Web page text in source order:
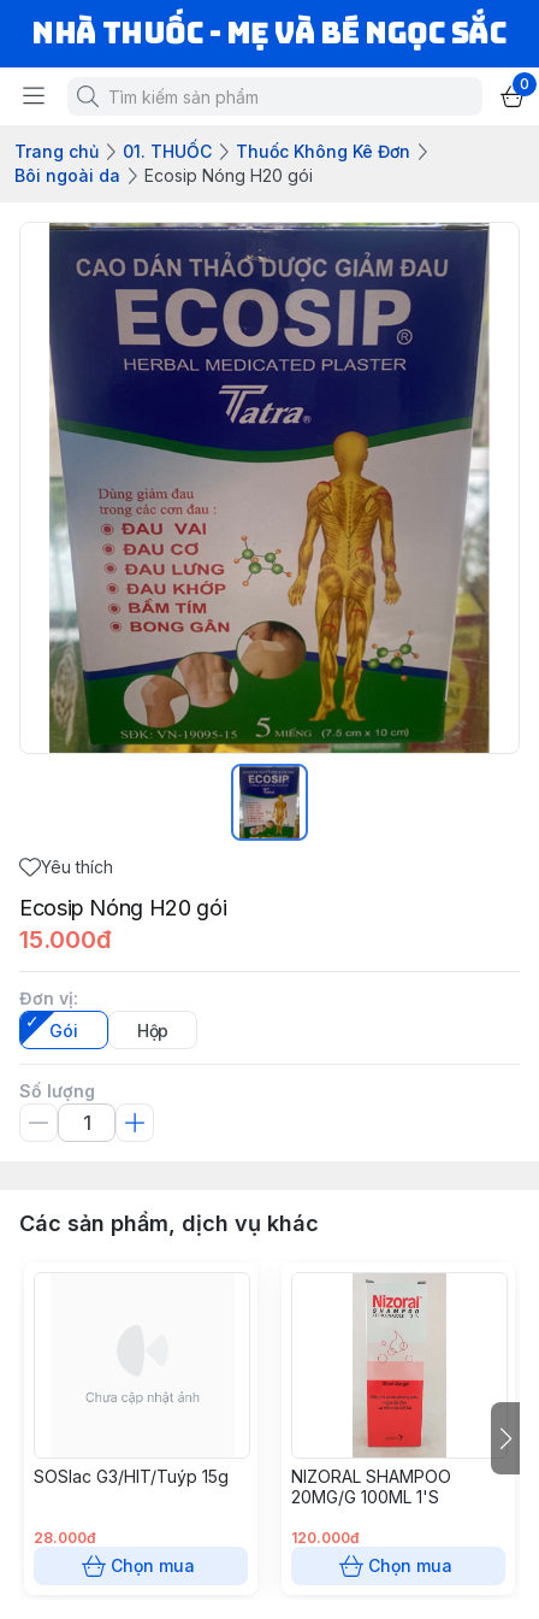
Nhà Thuốc - Mẹ và Bé Ngọc Sắc
0
Trang chủ 01. THUỐC
Thuốc Không Kê Đơn
Bôi ngoài da
Ecosip Nóng H20 gói
Yêu thích
Ecosip Nóng H20 gói
15.000đ
Đơn vị:
Gói
Hộp
Số lượng
Các sản phẩm, dịch vụ khác
SOSlac G3/HIT/Tuýp 15g
28.000đ
Chọn mua
NIZORAL SHAMPOO
20MG/G 100ML 1'S
120.000đ
Chọn mua